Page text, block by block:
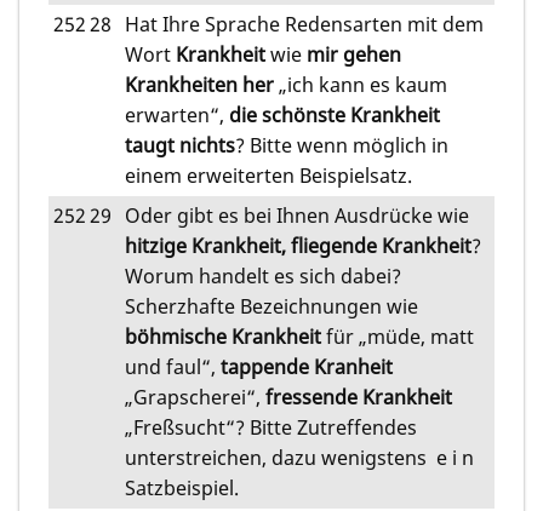
25228 Hat Ihre Sprache Redensarten mit dem
Wort Krankheitwie mir gehen
Krankheiten her„ich kann es kaum
erwarten“, die schönste Krankheit
taugt nichts? Bitte wenn möglich in
einem erweiterten Beispielsatz.
25229 Oder gibt es bei Ihnen Ausdrücke wie
hitzige Krankheit, fliegende Krankheit?
Worum handelt es sich dabei?
Scherzhafte Bezeichnungen wie
böhmische Krankheitfür „müde, matt
und faul“, tappende Kranheit
„Grapscherei“, fressende Krankheit
„Freßsucht“? Bitte Zutreffendes
unterstreichen, dazu wenigstens e i n
Satzbeispiel.